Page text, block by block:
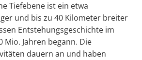
Tiefebene ist ein etwa
und bis zu 40 Kilometer breiter
Entstehungsgeschichte im
Mio. Jahren begann. Die
dauern an und haben